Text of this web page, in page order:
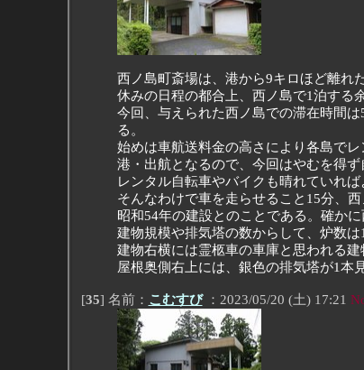
西ノ島町斎場は、港から9キロほど離れ
休みの日程の都合上、西ノ島で1泊する
今回、与えられた西ノ島での滞在時間
る。
始めは車航送料金の高さにより各島で
港・出航となるので、今回はやむを得ず
レンタル自転車やバイクも晴れていれ
そんなわけで車を走らせること15分、西
昭和54年の建設とのことである。確か
建物規模や排気塔の数からして、炉数は
建物右横には霊柩車の車庫と思われる建
屋根奥側右上には、銀色の排気塔が1本
[35] 名前： こむすび：2023/05/20 (土) 17:21